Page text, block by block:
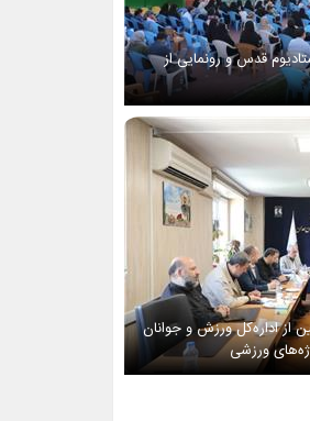
قدس و رونمایی از
از اداره‌کل ورزش و جوانان
ورزشی